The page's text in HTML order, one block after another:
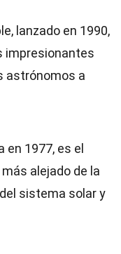
lanzado en 1990,
impresionantes
astrónomos a
en 1977, es el
alejado de la
sistema solar y